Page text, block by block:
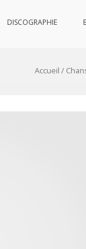
DISCOGRAPHIE
Accueil /